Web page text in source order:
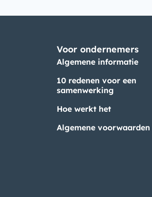
Voor ondernemers
Algemene informatie
10 redenen voor een
samenwerking
Hoe werkt het
Algemene voorwaarden